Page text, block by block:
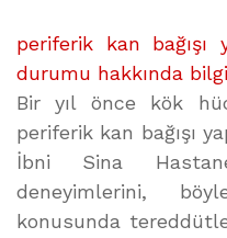
periferik kan
durumu hakkında
Bir yıl önce kök
periferik kan bağışı
İbni Sina
deneyimlerini,
konusunda